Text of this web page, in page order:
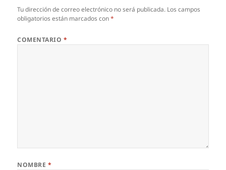
Tu dirección de correo electrónico no será publicada. Los campos
obligatorios están marcados con*
COMENTARIO *
NOMBRE *